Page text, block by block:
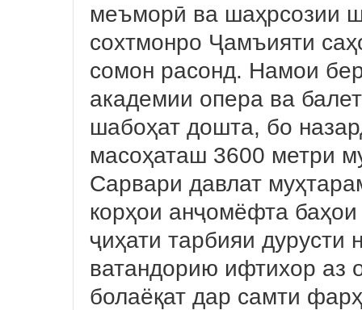
меъморӣ ва шаҳрсозии
сохтмонро Ҷамъияти
сомон расонд. Намои
академии опера ва
шабоҳат дошта, бо
масоҳаташ 3600 метри
Сарвари давлат
корҳои анҷомёфта
ҷиҳати тарбияи дурусти
ватандорию ифтихор аз
болаёқат дар самти